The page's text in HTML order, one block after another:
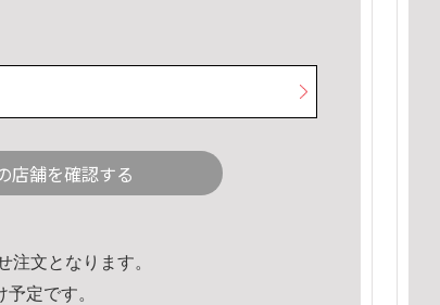
店舗を確認する
注文となります。
定です。